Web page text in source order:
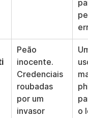
Peão
inocente.
Credenciais
roubadas
por um
invasor
o